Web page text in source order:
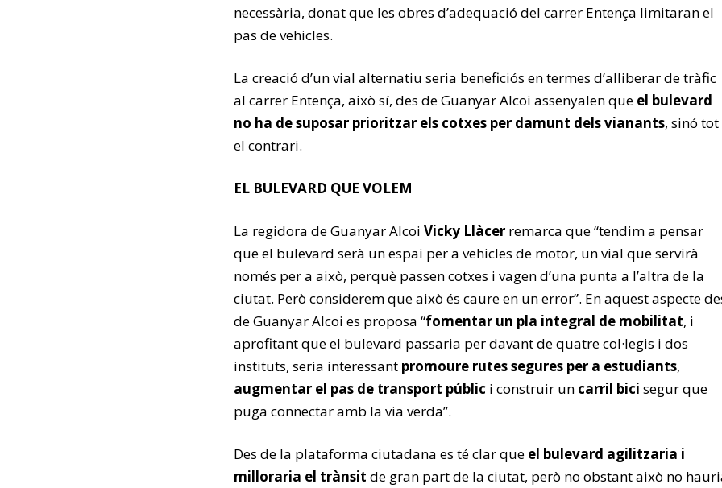
necessària, donat que les obres d’adequació del carrer Entença limitaran el
pas de vehicles.
La creació d’un vial alternatiu seria beneficiós en termes d’alliberar de tràfic
al carrer Entença, això sí, des de Guanyar Alcoi assenyalen que el bulevard
no ha de suposar prioritzar els cotxes per damunt dels vianants, sinó tot
el contrari.
EL BULEVARD QUE VOLEM
La regidora de Guanyar Alcoi Vicky Llàcer remarca que “tendim a pensar
que el bulevard serà un espai per a vehicles de motor, un vial que servirà
només per a això, perquè passen cotxes i vagen d’una punta a l’altra de la
ciutat. Però considerem que això és caure en un error”. En aquest aspecte
de Guanyar Alcoi es proposa “fomentar un pla integral de mobilitat, i
aprofitant que el bulevard passaria per davant de quatre col·legis i dos
instituts, seria interessant promoure rutes segures per a estudiants,
augmentar el pas de transport públic i construir un carril bici segur que
puga connectar amb la via verda”.
Des de la plataforma ciutadana es té clar que el bulevard agilitzaria i
milloraria el trànsit de gran part de la ciutat, però no obstant això no